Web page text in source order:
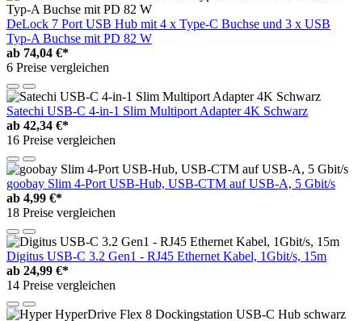
DeLock 7 Port USB Hub mit 4 x Type-C Buchse und 3 x USB
Typ-A Buchse mit PD 82 W
ab 74,04 €*
6 Preise vergleichen
Satechi USB-C 4-in-1 Slim Multiport Adapter 4K Schwarz
ab 42,34 €*
16 Preise vergleichen
goobay Slim 4-Port USB-Hub, USB-CTM auf USB-A, 5 Gbit/s
ab 4,99 €*
18 Preise vergleichen
Digitus USB-C 3.2 Gen1 - RJ45 Ethernet Kabel, 1Gbit/s, 15m
ab 24,99 €*
14 Preise vergleichen